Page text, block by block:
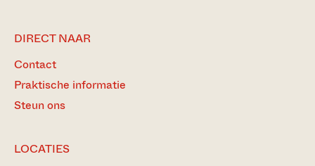
DIRECT NAAR
Contact
Praktische informatie
Steun ons
LOCATIES